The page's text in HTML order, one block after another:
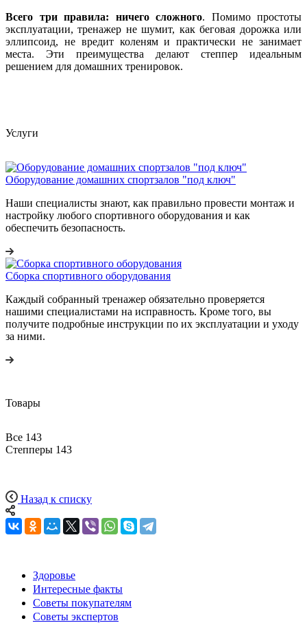
Всего три правила: ничего сложного. Помимо простоты
эксплуатации, тренажер не шумит, как беговая дорожка или
эллипсоид, не вредит коленям и практически не занимает
места. Эти преимущества делают степпер идеальным
решением для домашних тренировок.
Услуги
Оборудование домашних спортзалов "под ключ"
Наши специалисты знают, как правильно провести монтаж и
настройку любого спортивного оборудования и как
обеспечить безопасность.
Сборка спортивного оборудования
Каждый собранный тренажер обязательно проверяется
нашими специалистами на исправность. Кроме того, вы
получите подробные инструкции по их эксплуатации и уходу
за ними.
Товары
Все 143
Степперы 143
Назад к списку
Здоровье
Интересные факты
Советы покупателям
Советы экспертов